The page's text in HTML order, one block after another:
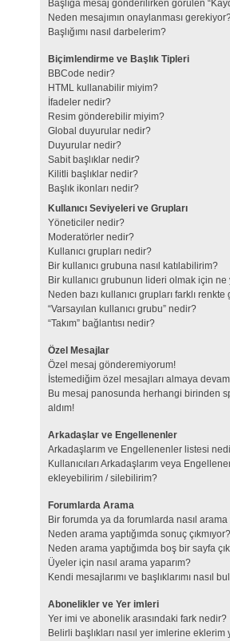
Başlığa mesaj gönderilirken görülen
Neden mesajımın onaylanması
Başlığımı nasıl darbelerim?
Biçimlendirme ve Başlık Tipleri
BBCode nedir?
HTML kullanabilir miyim?
İfadeler nedir?
Resim gönderebilir miyim?
Global duyurular nedir?
Duyurular nedir?
Sabit başlıklar nedir?
Kilitli başlıklar nedir?
Başlık ikonları nedir?
Kullanıcı Seviyeleri ve Grupları
Yöneticiler nedir?
Moderatörler nedir?
Kullanıcı grupları nedir?
Bir kullanıcı grubuna nasıl katılabilirim?
Bir kullanıcı grubunun lideri olmak için
Neden bazı kullanıcı grupları farklı
“Varsayılan kullanıcı grubu” nedir?
“Takım” bağlantısı nedir?
Özel Mesajlar
Özel mesaj gönderemiyorum!
İstemediğim özel mesajları almaya
Bu mesaj panosunda herhangi birinden
aldım!
Arkadaşlar ve Engellenenler
Arkadaşlarım ve Engellenenler listesi
Kullanıcıları Arkadaşlarım veya
ekleyebilirim / silebilirim?
Forumlarda Arama
Bir forumda ya da forumlarda nasıl
Neden arama yaptığımda sonuç çıkmıyor?
Neden arama yaptığımda boş bir sayfa
Üyeler için nasıl arama yaparım?
Kendi mesajlarımı ve başlıklarımı nasıl
Abonelikler ve Yer imleri
Yer imi ve abonelik arasındaki fark nedir?
Belirli başlıkları nasıl yer imlerine eklerim